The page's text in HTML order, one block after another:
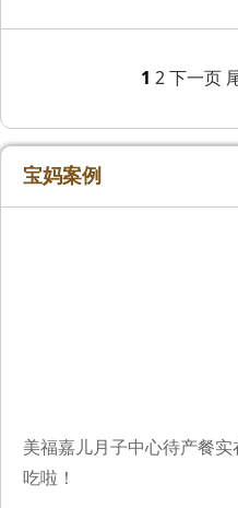
1 2下一页
宝妈案例
美福嘉儿月子中心待产餐实
吃啦！